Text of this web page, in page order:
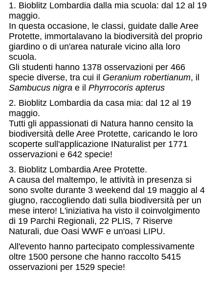
1. Bioblitz Lombardia dalla mia scuola: dal 12 al 19
maggio.
In questa occasione, le classi, guidate dalle Aree
Protette, immortalavano la biodiversità del proprio
giardino o di un'area naturale vicino alla loro
scuola.
Gli studenti hanno 1378 osservazioni per 466
specie diverse, tra cui il Geranium robertianum, il
Sambucus nigra e il Phyrrocoris apterus
2. Bioblitz Lombardia da casa mia: dal 12 al 19
maggio.
Tutti gli appassionati di Natura hanno censito la
biodiversità delle Aree Protette, caricando le loro
scoperte sull'applicazione INaturalist per 1771
osservazioni e 642 specie!
3. Bioblitz Lombardia Aree Protette.
A causa del maltempo, le attività in presenza si
sono svolte durante 3 weekend dal 19 maggio al 4
giugno, raccogliendo dati sulla biodiversità per un
mese intero! L'iniziativa ha visto il coinvolgimento
di 19 Parchi Regionali, 22 PLIS, 7 Riserve
Naturali, due Oasi WWF e un'oasi LIPU.
All'evento hanno partecipato complessivamente
oltre 1500 persone che hanno raccolto 5415
osservazioni per 1529 specie!